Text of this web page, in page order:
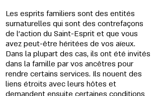
Les esprits familiers sont des entités
surnaturelles qui sont des contrefaçons
de l'action du Saint-Esprit et que vous
avez peut-être héritées de vos aïeux.
Dans la plupart des cas, ils ont été invités
dans la famille par vos ancêtres pour
rendre certains services. Ils nouent des
liens étroits avec leurs hôtes et
demandent ensuite certaines conditions